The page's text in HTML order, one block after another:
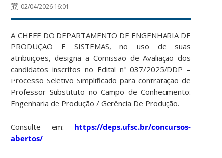
02/04/2026 16:01
A CHEFE DO DEPARTAMENTO DE ENGENHARIA DE
PRODUÇÃO E SISTEMAS, no uso de suas
atribuições, designa a Comissão de Avaliação dos
candidatos inscritos no Edital nº 037/2025/DDP –
Processo Seletivo Simplificado para contratação de
Professor Substituto no Campo de Conhecimento:
Engenharia de Produção / Gerência De Produção.
Consulte em: https://deps.ufsc.br/concursos-
abertos/